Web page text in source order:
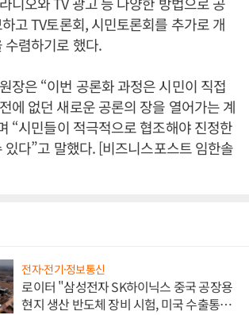
고 TV토론회, 시민토론회를 추가로 개
수렴하기로 했다.
장은 “이번 공론화 과정은 시민이 직접
에 없던 새로운 공론의 장을 열어가는 계
“시민들이 적극적으로 협조해야 진정한
있다”고 말했다. [비즈니스포스트 임한솔
전자·전기·정보통신
로이터 "삼성전자 SK하이닉스 중국 공장용
현지 생산 반도체 장비 시험, 미국 수출통제